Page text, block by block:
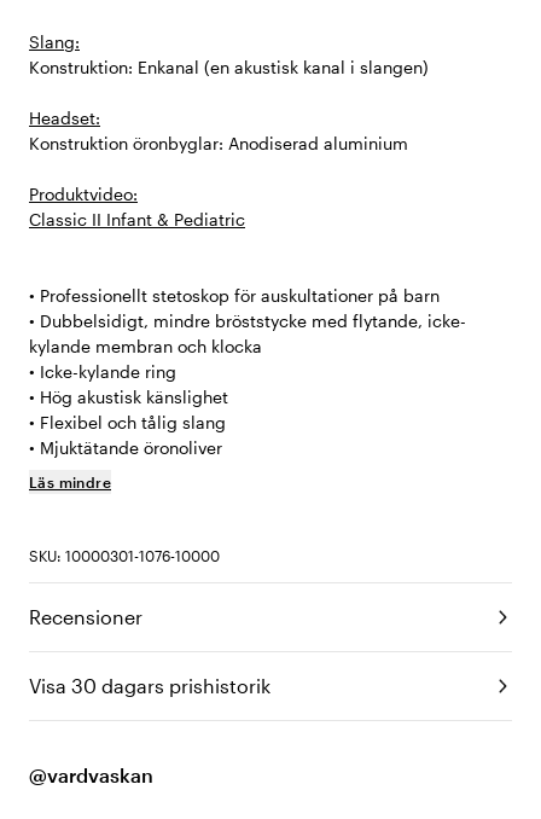
Slang:
Konstruktion: Enkanal (en akustisk kanal i slangen)
Headset:
Konstruktion öronbyglar: Anodiserad aluminium
Produktvideo:
Classic II Infant & Pediatric
• Professionellt stetoskop för auskultationer på barn
• Dubbelsidigt, mindre bröststycke med flytande, icke-
kylande membran och klocka
• Icke-kylande ring
• Hög akustisk känslighet
• Flexibel och tålig slang
• Mjuktätande öronoliver
Läs mindre
SKU: 10000301-1076-10000
Recensioner
Visa 30 dagars prishistorik
@vardvaskan